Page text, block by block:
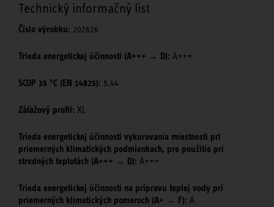
Technický informačný list
Číslo výrobku: 202626
Trieda energetickej účinnosti (A+++ → D): A+++
SCOP 35 °C (EN 14825): 5,44
Záťažový profil: XL
Trieda energetickej účinnosti vykurovania miestnosti pri
priemerných klimatických podmienkach, pre použitie pri
stredných teplotách (A+++ → D): A+++
Trieda energetickej účinnosti na prípravu teplej vody pri
priemerných klimatických pomeroch (A+ → F): A